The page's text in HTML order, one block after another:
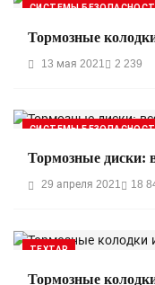
СИСТЕМЫ
Тормозные
13 мая 2021 2 239
СИСТЕМЫ
Тормозные диски:
29 апреля 2021 18
TEXTAR
Тормозные